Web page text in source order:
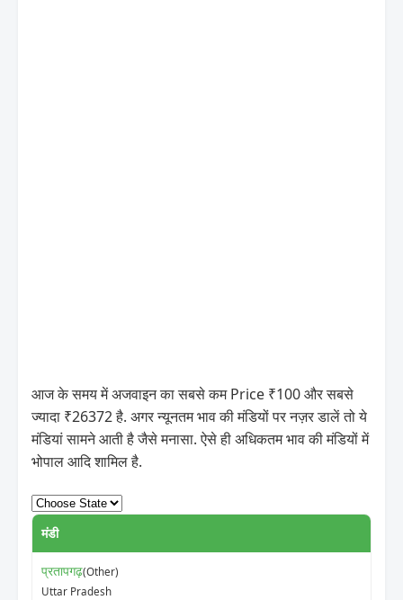
आज के समय में अजवाइन का सबसे कम Price ₹100 और सबसे
ज्यादा ₹26372 है. अगर न्यूनतम भाव की मंडियों पर नज़र डालें तो ये
मंडियां सामने आती है जैसे मनासा. ऐसे ही अधिकतम भाव की मंडियों में
भोपाल आदि शामिल है.
मंडी
प्रतापगढ़(Other)
Uttar Pradesh